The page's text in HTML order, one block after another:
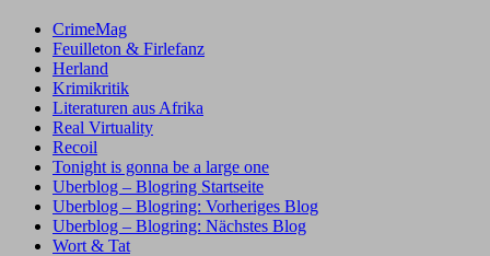
CrimeMag
Feuilleton & Firlefanz
Herland
Krimikritik
Literaturen aus Afrika
Real Virtuality
Recoil
Tonight is gonna be a large one
Uberblog – Blogring Startseite
Uberblog – Blogring: Vorheriges Blog
Uberblog – Blogring: Nächstes Blog
Wort & Tat